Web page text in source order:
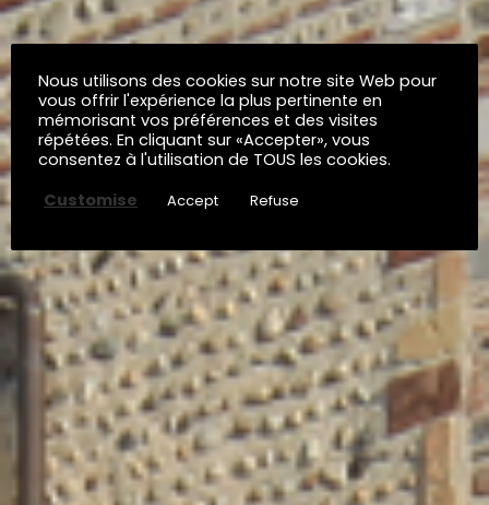
Nous utilisons des cookies sur notre site Web pour
vous offrir l'expérience la plus pertinente en
mémorisant vos préférences et des visites
répétées. En cliquant sur «Accepter», vous
consentez à l'utilisation de TOUS les cookies.
Customise
Accept Refuse